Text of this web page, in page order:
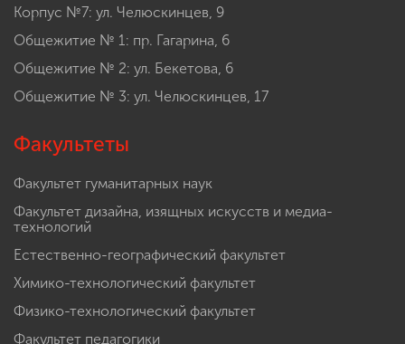
Корпус №7: ул. Челюскинцев, 9
Общежитие № 1: пр. Гагарина, 6
Общежитие № 2: ул. Бекетова, 6
Общежитие № 3: ул. Челюскинцев, 17
Факультеты
Факультет гуманитарных наук
Факультет дизайна, изящных искусств и медиа-
технологий
Естественно-географический факультет
Химико-технологический факультет
Физико-технологический факультет
Факультет педагогики